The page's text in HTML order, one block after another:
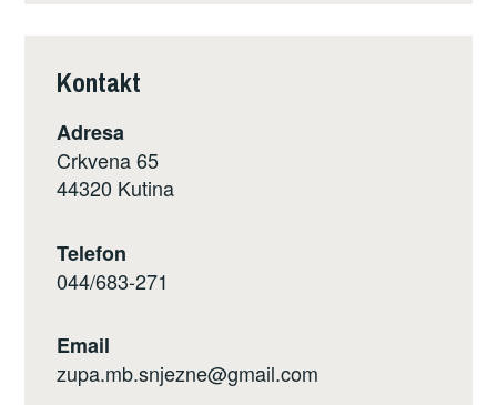
Kontakt
Adresa
Crkvena 65
44320 Kutina
Telefon
044/683-271
Email
zupa.mb.snjezne@gmail.com